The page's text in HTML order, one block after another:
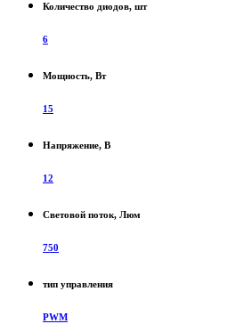
Количество диодов, шт
6
Мощность, Вт
15
Напряжение, В
12
Световой поток, Люм
750
тип управления
PWM